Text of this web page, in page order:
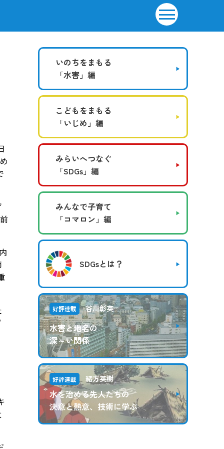
いのちをまもる
「水害」編
こどもをまもる
「いじめ」編
みらいへつなぐ
「SDGs」編
みんなで子育て
「コマロン」編
SDGsとは？
好評連載 谷川彰英
水害と地名の
深～い関係
好評連載 緒方英樹
水を治める先人たちの
決意と熱意、技術に学ぶ